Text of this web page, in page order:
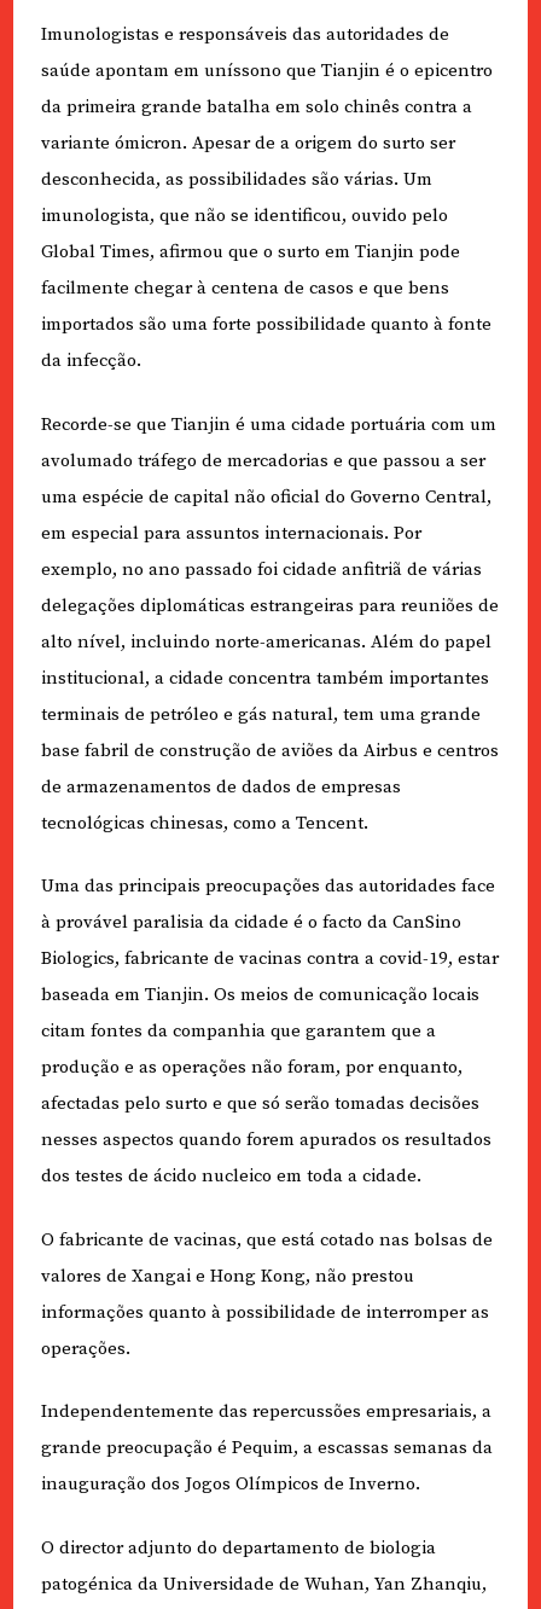
Imunologistas e responsáveis das autoridades de
saúde apontam em uníssono que Tianjin é o epicentro
da primeira grande batalha em solo chinês contra a
variante ómicron. Apesar de a origem do surto ser
desconhecida, as possibilidades são várias. Um
imunologista, que não se identificou, ouvido pelo
Global Times, afirmou que o surto em Tianjin pode
facilmente chegar à centena de casos e que bens
importados são uma forte possibilidade quanto à fonte
da infecção.
Recorde-se que Tianjin é uma cidade portuária com um
avolumado tráfego de mercadorias e que passou a ser
uma espécie de capital não oficial do Governo Central,
em especial para assuntos internacionais. Por
exemplo, no ano passado foi cidade anfitriã de várias
delegações diplomáticas estrangeiras para reuniões de
alto nível, incluindo norte-americanas. Além do papel
institucional, a cidade concentra também importantes
terminais de petróleo e gás natural, tem uma grande
base fabril de construção de aviões da Airbus e centros
de armazenamentos de dados de empresas
tecnológicas chinesas, como a Tencent.
Uma das principais preocupações das autoridades face
à provável paralisia da cidade é o facto da CanSino
Biologics, fabricante de vacinas contra a covid-19, estar
baseada em Tianjin. Os meios de comunicação locais
citam fontes da companhia que garantem que a
produção e as operações não foram, por enquanto,
afectadas pelo surto e que só serão tomadas decisões
nesses aspectos quando forem apurados os resultados
dos testes de ácido nucleico em toda a cidade.
O fabricante de vacinas, que está cotado nas bolsas de
valores de Xangai e Hong Kong, não prestou
informações quanto à possibilidade de interromper as
operações.
Independentemente das repercussões empresariais, a
grande preocupação é Pequim, a escassas semanas da
inauguração dos Jogos Olímpicos de Inverno.
O director adjunto do departamento de biologia
patogénica da Universidade de Wuhan, Yan Zhanqiu,